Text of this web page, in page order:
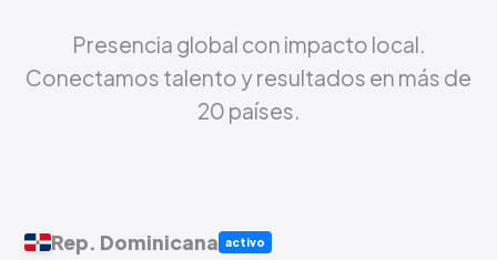
Presencia global con impacto local.
Conectamos talento y resultados en más de
20 países.
Rep. Dominicana activo